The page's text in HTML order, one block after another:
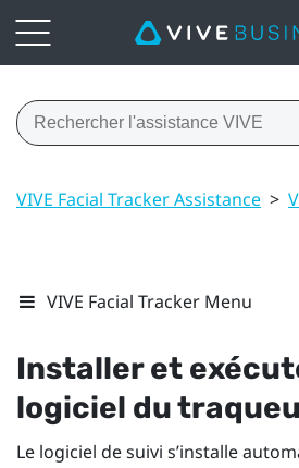
VIVE Facial Tracker Assistance >
VIVE Facial Tracker Menu
Installer et
logiciel du
Le logiciel de suivi s’installe